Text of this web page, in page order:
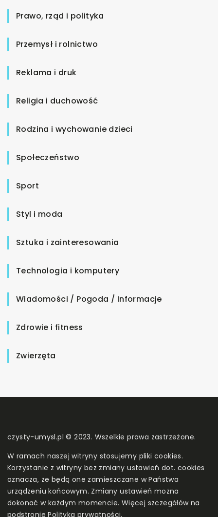
Prawo, rząd i polityka
Przemysł i rolnictwo
Reklama i druk
Religia i duchowość
Rodzina i wychowanie dzieci
Społeczeństwo
Sport
Styl i moda
Sztuka i zainteresowania
Technologia i komputery
Wiadomości / Pogoda / Informacje
Zdrowie i fitness
Zwierzęta
czysty-umysl.pl © 2023. Wszelkie prawa zastrzeżone.
W ramach naszej witryny stosujemy pliki cookies.
Korzystanie z witryny bez zmiany ustawień dot. cookies
oznacza, że będą one zamieszczane w Państwa
urządzeniu końcowym. Zmiany ustawień można
dokonać w każdym momencie. Więcej szczegółów na
podstroniePolityka prywatności.